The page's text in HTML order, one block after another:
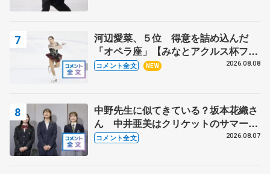
河辺愛菜、５位 得意を詰め込んだ
「オペラ座」【みなとアクルス杯フリ
ー】
コメント全文 NEW 2026.08.08
中野先生に似てきている？坂本花織さ
ん 中井亜美はクリケットのサマーキ
ャンプに 島田麻央はたくさん試合に
コメント全文 2026.08.07